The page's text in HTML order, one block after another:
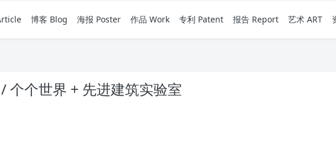
博客 Blog 海报 Poster 作品 Work 专利 Patent 报告 Report 艺术 ART
个个世界 + 先进建筑实验室